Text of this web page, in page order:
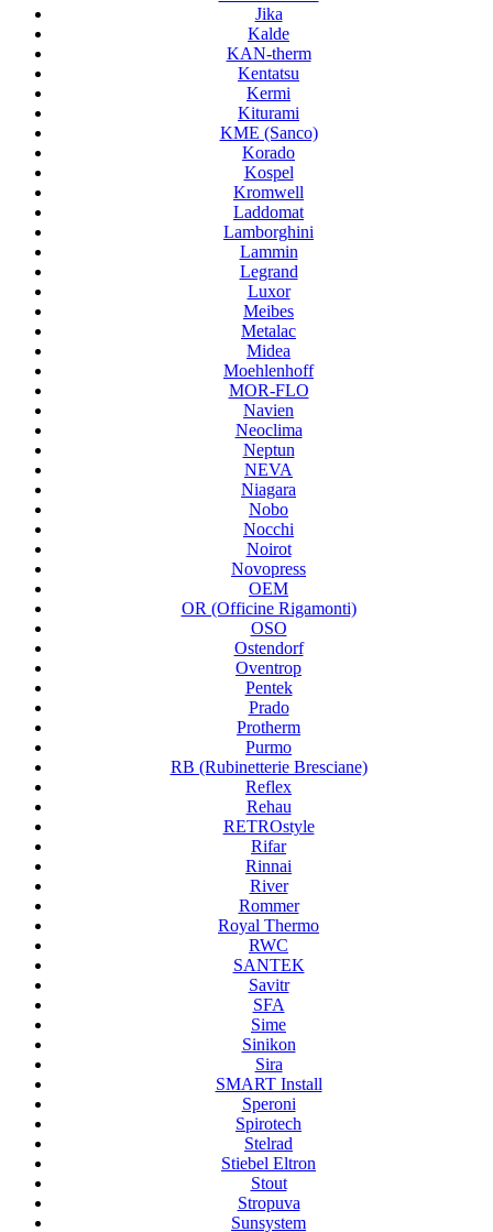
Jika
Kalde
KAN-therm
Kentatsu
Kermi
Kiturami
KME (Sanco)
Korado
Kospel
Kromwell
Laddomat
Lamborghini
Lammin
Legrand
Luxor
Meibes
Metalac
Midea
Moehlenhoff
MOR-FLO
Navien
Neoclima
Neptun
NEVA
Niagara
Nobo
Nocchi
Noirot
Novopress
OEM
OR (Officine Rigamonti)
OSO
Ostendorf
Oventrop
Pentek
Prado
Protherm
Purmo
RB (Rubinetterie Bresciane)
Reflex
Rehau
RETROstyle
Rifar
Rinnai
River
Rommer
Royal Thermo
RWC
SANTEK
Savitr
SFA
Sime
Sinikon
Sira
SMART Install
Speroni
Spirotech
Stelrad
Stiebel Eltron
Stout
Stropuva
Sunsystem